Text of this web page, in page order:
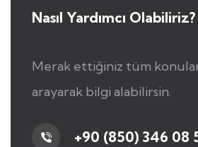
Nasıl Yardımcı Olabiliriz?
Merak ettiğiniz tüm
arayarak bilgi alabilirsin.
+90 (850) 346 08